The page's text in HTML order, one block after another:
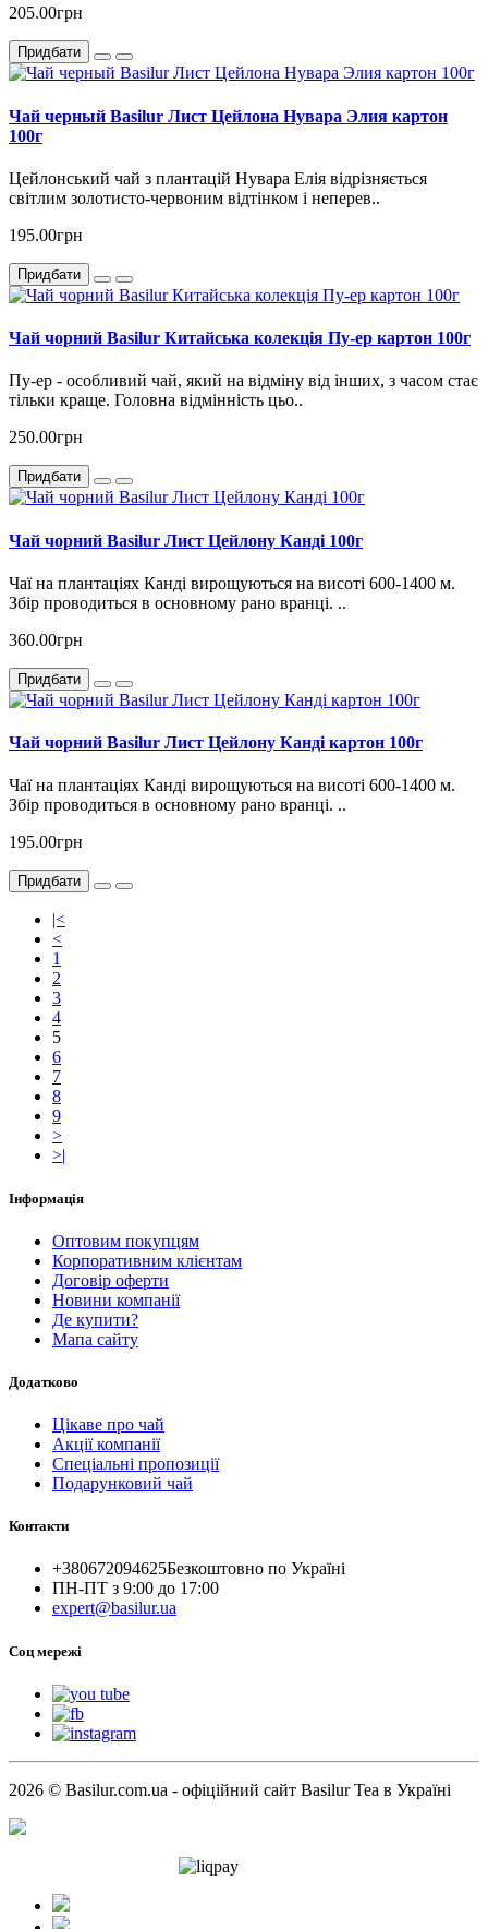
205.00грн
Придбати
Чай черный Basilur Лист Цейлона Нувара Элия картон
100г
Цейлонський чай з плантацій Нувара Елія відрізняється
світлим золотисто-червоним відтінком і неперев..
195.00грн
Придбати
Чай чорний Basilur Китайська колекція Пу-ер картон 100г
Пу-ер - особливий чай, який на відміну від інших, з часом стає
тільки краще. Головна відмінність цьо..
250.00грн
Придбати
Чай чорний Basilur Лист Цейлону Канді 100г
Чаї на плантаціях Канді вирощуються на висоті 600-1400 м.
Збір проводиться в основному рано вранці. ..
360.00грн
Придбати
Чай чорний Basilur Лист Цейлону Канді картон 100г
Чаї на плантаціях Канді вирощуються на висоті 600-1400 м.
Збір проводиться в основному рано вранці. ..
195.00грн
Придбати
|<
<
1
2
3
4
5
6
7
8
9
>
>|
Інформація
Оптовим покупцям
Корпоративним клієнтам
Договір оферти
Новини компанії
Де купити?
Мапа сайту
Додатково
Цікаве про чай
Акції компанії
Спеціальні пропозиції
Подарунковий чай
Контакти
+380672094625Безкоштовно по Україні
ПН-ПТ з 9:00 до 17:00
expert@basilur.ua
Cоц мережі
2026 © Basilur.com.ua - офіційний сайт Basilur Tea в Україні